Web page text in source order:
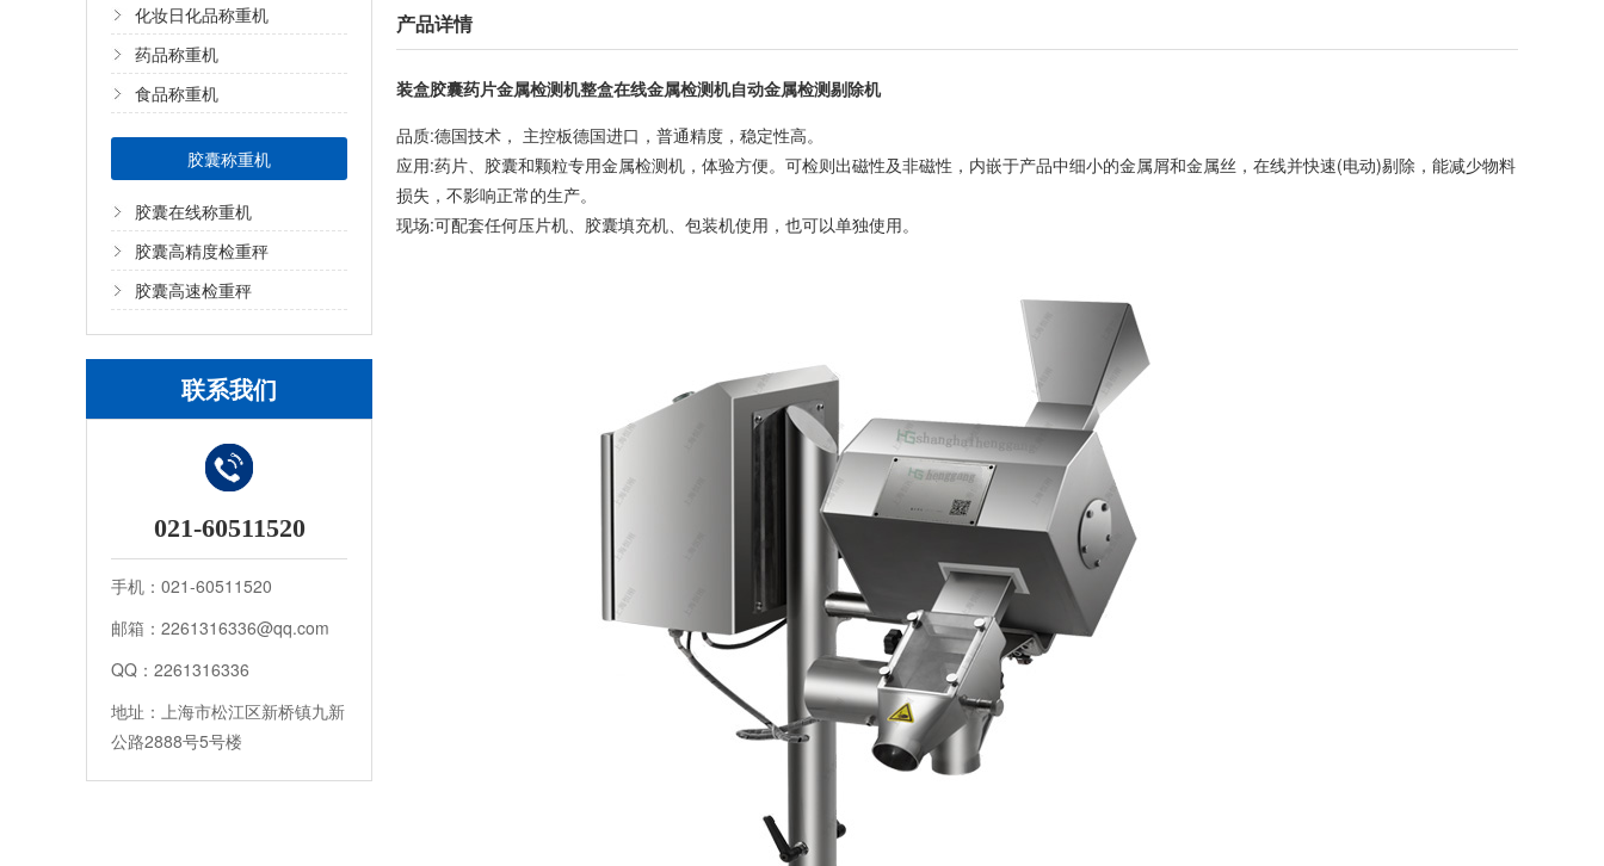
化妆日化品称重机
药品称重机
食品称重机
胶囊称重机
胶囊在线称重机
胶囊高精度检重秤
胶囊高速检重秤
联系我们
021-60511520
手机：021-60511520
邮箱：2261316336@qq.com
QQ：2261316336
地址：上海市松江区新桥镇九新
公路2888号5号楼
产品详情
装盒胶囊药片金属检测机整盒在线金属检测机自动金属检测剔除机
品质:德国技术， 主控板德国进口，普通精度，稳定性高。
应用:药片、胶囊和颗粒专用金属检测机，体验方便。可检则出磁性及非磁性，内嵌于产品中细小的金属屑和金属丝，在线并快速(电动)剔除，能减少物料
损失，不影响正常的生产。
现场:可配套任何压片机、胶囊填充机、包装机使用，也可以单独使用。